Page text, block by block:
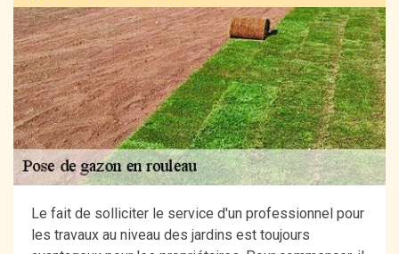
Le fait de solliciter le service d'un professionnel pour
les travaux au niveau des jardins est toujours